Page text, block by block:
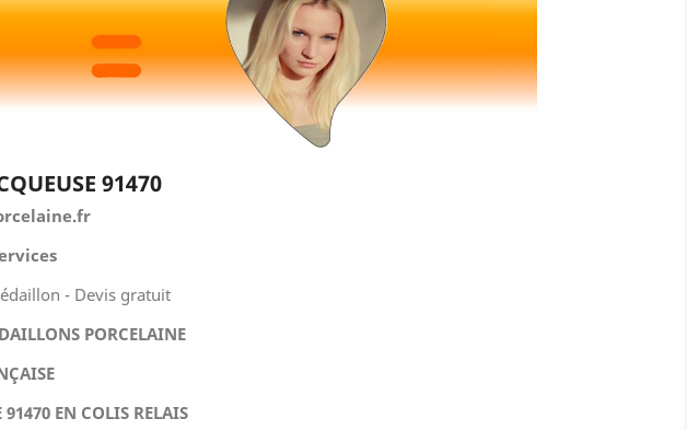
91470
- Devis gratuit
PORCELAINE
EN COLIS RELAIS